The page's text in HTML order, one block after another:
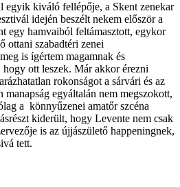
kiváló fellépője, a Skent zenekar
idején beszélt nekem először a
egy hamvaiból feltámasztott, egykor
ottani szabadtéri zenei
is ígértem magamnak és
ott leszek. Már akkor érezni
rokonságot a sárvári és az
egyáltalán nem megszokott,
a könnyűzenei amatőr szcéna
kiderült, hogy Levente nem csak
is az újjászülető happeningnek,
tett.